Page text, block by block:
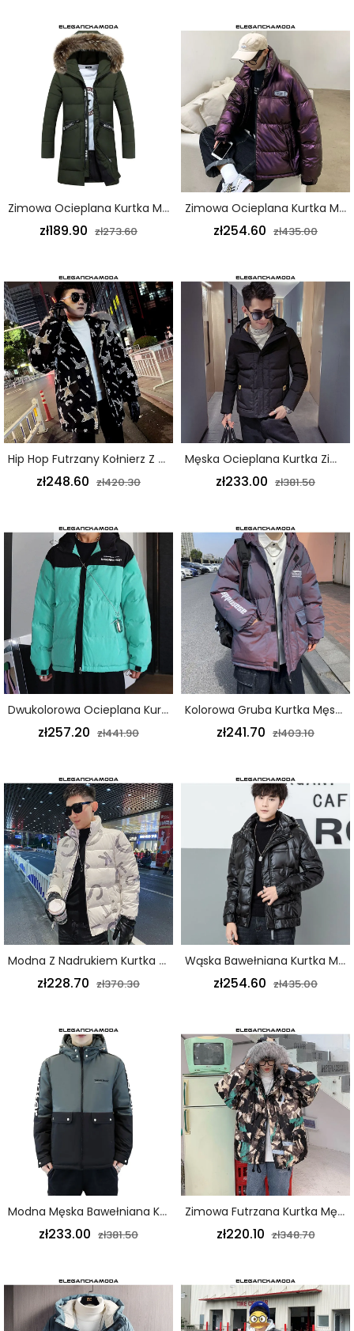
Zimowa Ocieplana Kurtka Męska Długie Grube Futro Wiodąca Zieleń
zł189.90 zł273.60
Zimowa Ocieplana Kurtka Męska Z Cekinami Gruba Luźna Fioletowa
zł254.60 zł435.00
Hip Hop Futrzany Kołnierz Z Kapturem Gruba Kurtka Długa Męska Bawełniana Kurtka Z Nadrukiem W Kolorze Czarnym
zł248.60 zł420.30
Męska Ocieplana Kurtka Zimowa Męska Wąska Kurtka Z Kapturem Czarna
zł233.00 zł381.50
Dwukolorowa Ocieplana Kurtka Męska Luźna Gruba Ciepła Zieleń Trendu
zł257.20 zł441.90
Kolorowa Gruba Kurtka Męska Ocieplana Luźna Bawełniana Oprzyrządowanie Z Kapturem Czerwona
zł241.70 zł403.10
Modna Z Nadrukiem Kurtka Ocieplana Męska Ze Stójką Przystojny Biały
zł228.70 zł370.30
Wąska Bawełniana Kurtka Męska Z Błyszczącą Krótką Wytłaczaną Kurtką Z Kapturem Czarna Fala
zł254.60 zł435.00
Modna Męska Bawełniana Kurtka Robocza Dla Młodzieży Slim Grey
zł233.00 zł381.50
Zimowa Futrzana Kurtka Męska Ocieplana Bawełną Kamuflażowa Luźna Kurtka Hip-Hop Zielona
zł220.10 zł348.70